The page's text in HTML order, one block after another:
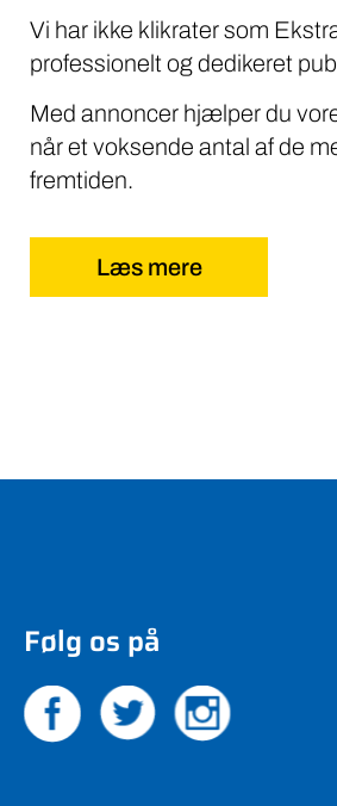
Vi har ikke klikrater som
professionelt og dedikeret
Med annoncer hjælper du
når et voksende antal af de
fremtiden.
Læs mere
Følg os på